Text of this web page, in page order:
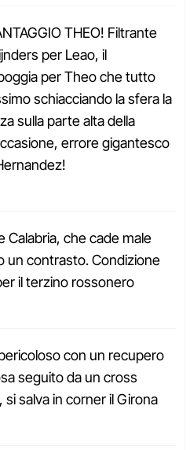
THEO! Filtrante
per Leao, il
per Theo che tutto
schiacciando la sfera la
sulla parte alta della
errore gigantesco
Calabria, che cade male
un contrasto. Condizione
il terzino rossonero
con un recupero
seguito da un cross
salva in corner il Girona